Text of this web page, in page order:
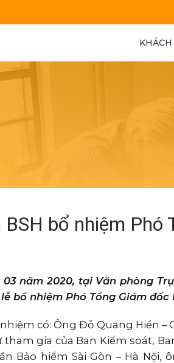
BSH bổ nhiệm Phó
năm 2020, tại Văn phòng
bổ nhiệm Phó Tổng Giám đốc
có: Ông Đỗ Quang Hiển –
tham gia của Ban Kiểm soát,
Bảo hiểm Sài Gòn – Hà Nội,